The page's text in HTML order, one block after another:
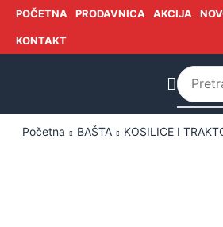
POČETNA PRODAVNICA AKCIJA
KONTAKT
Početna BAŠTA KOSILICE I